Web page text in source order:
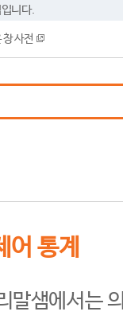
니다.
창 사전
어 통계
말샘에서는